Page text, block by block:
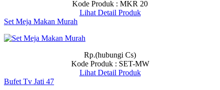
Kode Produk : MKR 20
Lihat Detail Produk
Set Meja Makan Murah
Rp.(hubungi Cs)
Kode Produk : SET-MW
Lihat Detail Produk
Bufet Tv Jati 47